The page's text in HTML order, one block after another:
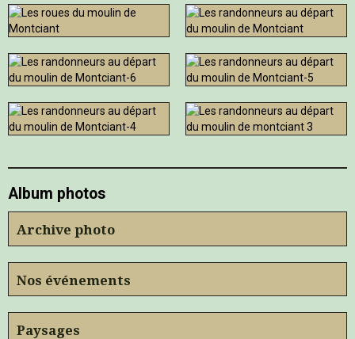
Album photos
Archive photo
Nos événements
Paysages